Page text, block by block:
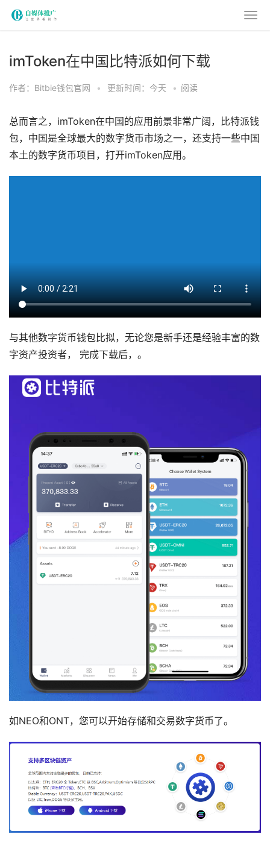
imToken在中国比特派如何下载
作者：Bitbie钱包官网 • 更新时间：今天 • 阅读
总而言之，imToken在中国的应用前景非常广阔，比特派钱
包，中国是全球最大的数字货币市场之一，还支持一些中国
本土的数字货币项目，打开imToken应用。
与其他数字货币钱包比拟，无论您是新手还是经验丰富的数
字资产投资者， 完成下载后，。
如NEO和ONT，您可以开始存储和交易数字货币了。